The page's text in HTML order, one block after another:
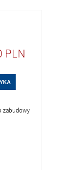
PLN
zabudowy